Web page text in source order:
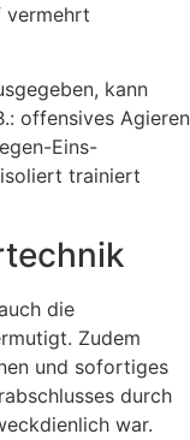
vermehrt
kann
offensives Agieren
Eins-
trainiert
die
Zudem
und sofortiges
durch
war.